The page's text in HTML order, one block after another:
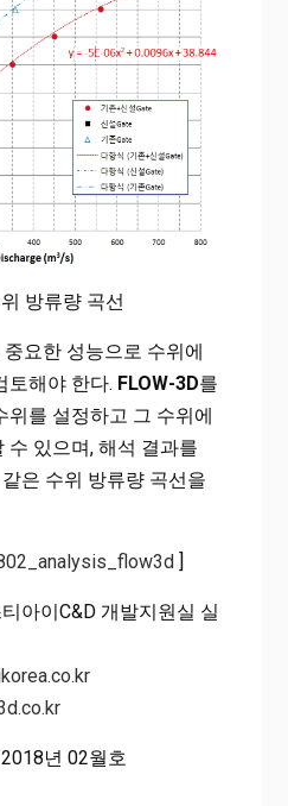
방류량 곡선
요한 성능으로 수위에
토해야 한다. FLOW-3D를
를 설정하고 그 수위에
수 있으며, 해석 결과를
은 수위 방류량 곡선을
아이C&D 개발지원실 실
년 02월호